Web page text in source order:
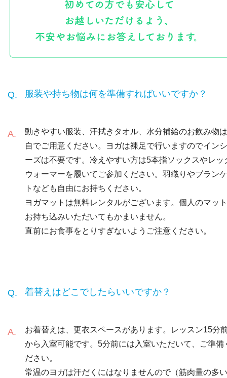
服装や持ち物は何を準備すればいいですか？
動きやすい服装、汗拭きタオル、水分補給のお飲み物
自でご用意ください。ヨガは裸足で行いますのでイン
ーズは不要です。冷えやすい方は5本指ソックスやレッ
ウォーマーを履いてご参加ください。羽織りやブラン
トなども自由にお持ちください。
ヨガマットは無料レンタルがございます。個人のマッ
お持ち込みいただいてもかまいません。
直前にお食事をとりすぎないようご注意ください。
着替えはどこでしたらいいですか？
お着替えは、更衣スペースがあります。レッスン15分
から入室可能です。5分前には入室いただいて、ご準備
ださい。
常温のヨガは汗だくにはなりませんので（筋肉量の多